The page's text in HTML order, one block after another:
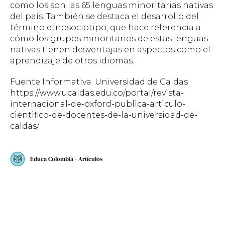
como los son las 65 lenguas minoritarias nativas
del país. También se destaca el desarrollo del
término etnosociotipo, que hace referencia a
cómo los grupos minoritarios de estas lenguas
nativas tienen desventajas en aspectos como el
aprendizaje de otros idiomas.
Fuente Informativa: Universidad de Caldas
https://www.ucaldas.edu.co/portal/revista-
internacional-de-oxford-publica-articulo-
cientifico-de-docentes-de-la-universidad-de-
caldas/
Educa Colombia - Artículos